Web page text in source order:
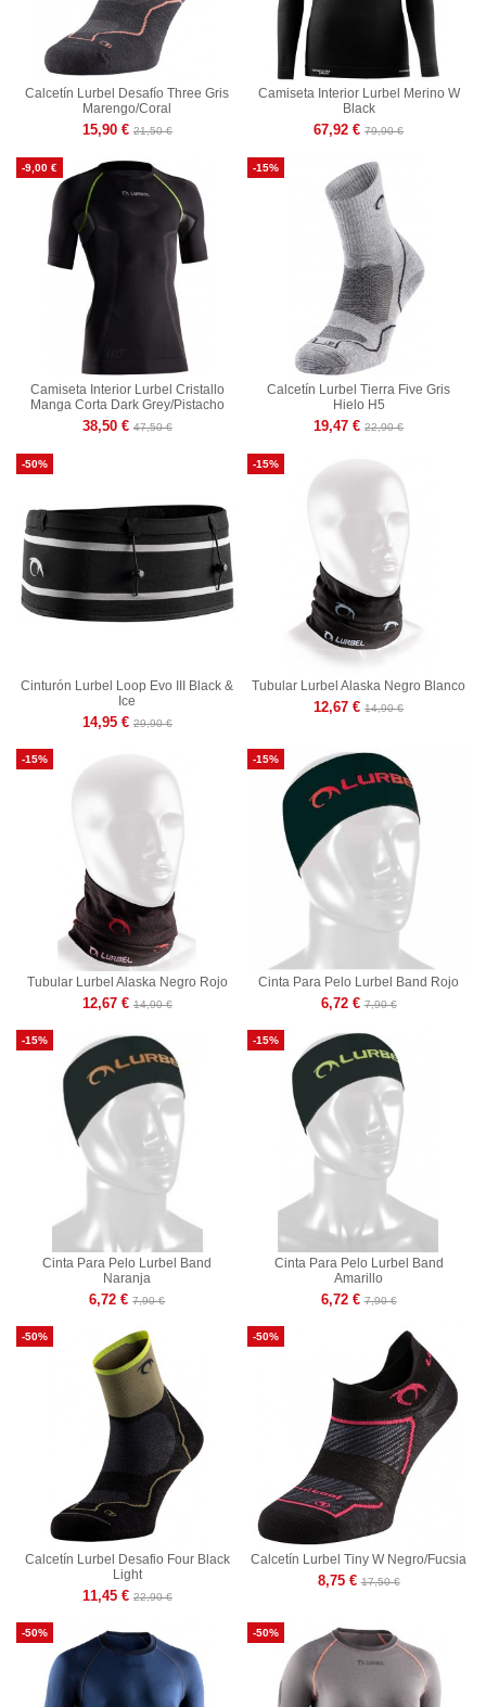
Calcetín Lurbel Desafío Three Gris
Marengo/Coral
15,90 € 21,50 €
Camiseta Interior Lurbel Merino W
Black
67,92 € 79,90 €
-9,00 €
Camiseta Interior Lurbel Cristallo
Manga Corta Dark Grey/Pistacho
38,50 € 47,50 €
-15%
Calcetín Lurbel Tierra Five Gris
Hielo H5
19,47 € 22,90 €
-50%
Cinturón Lurbel Loop Evo III Black &
Ice
14,95 € 29,90 €
-15%
Tubular Lurbel Alaska Negro Blanco
12,67 € 14,90 €
-15%
Tubular Lurbel Alaska Negro Rojo
12,67 € 14,90 €
-15%
Cinta Para Pelo Lurbel Band Rojo
6,72 € 7,90 €
-15%
Cinta Para Pelo Lurbel Band
Naranja
6,72 € 7,90 €
-15%
Cinta Para Pelo Lurbel Band
Amarillo
6,72 € 7,90 €
-50%
Calcetín Lurbel Desafio Four Black
Light
11,45 € 22,90 €
-50%
Calcetín Lurbel Tiny W Negro/Fucsia
8,75 € 17,50 €
-50% -50%